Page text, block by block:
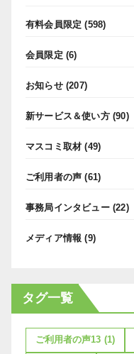
有料会員限定 (598)
会員限定 (6)
お知らせ(207)
新サービス＆使い方(90)
マスコミ取材 (49)
ご利用者の声 (61)
事務局インタビュー(22)
メディア情報 (9)
タグ一覧
ご利用者の声13 (1)